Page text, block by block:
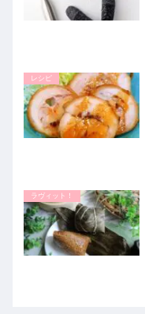
レシピ
ラヴィット！